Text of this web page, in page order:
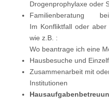
Drogenprophylaxe oder
Familienberatung
Im Konfliktfall oder
wie z.B. :
Wo beantrage ich eine
Hausbesuche und
Zusammenarbeit mit
Institutionen